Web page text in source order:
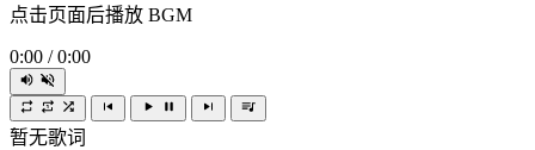
点击页面后播放 BGM
0:00 / 0:00
暂无歌词